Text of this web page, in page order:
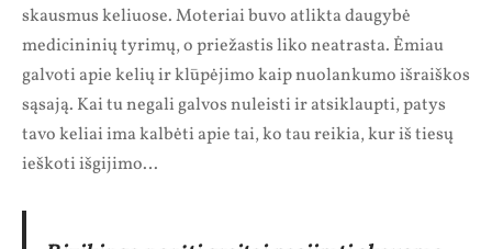
skausmus keliuose. Moteriai buvo atlikta daugybė
medicininių tyrimų, o priežastis liko neatrasta. Ėmiau
galvoti apie kelių ir klūpėjimo kaip nuolankumo išraiškos
sąsają. Kai tu negali galvos nuleisti ir atsiklaupti, patys
tavo keliai ima kalbėti apie tai, ko tau reikia, kur iš tiesų
ieškoti išgijimo…